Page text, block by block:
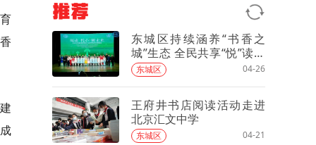
推荐
东城区持续涵养“书香之
城”生态 全民共享“悦”读新
时代
东城区 04-26
王府井书店阅读活动走进
北京汇文中学
东城区 04-21